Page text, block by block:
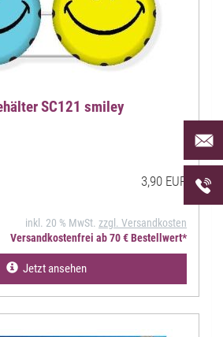
SC121 smiley
3,90 EUR
inkl. 20 % MwSt. zzgl. Versandkosten
Versandkostenfrei ab 70 € Bestellwert*
Jetzt ansehen
Per
uns
uns